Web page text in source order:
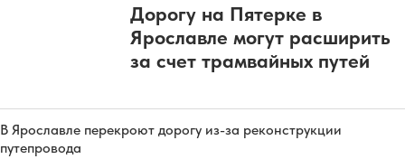
Дорогу на Пятерке в
Ярославле могут расширить
за счет трамвайных путей
В Ярославле перекроют дорогу из-за реконструкции
путепровода